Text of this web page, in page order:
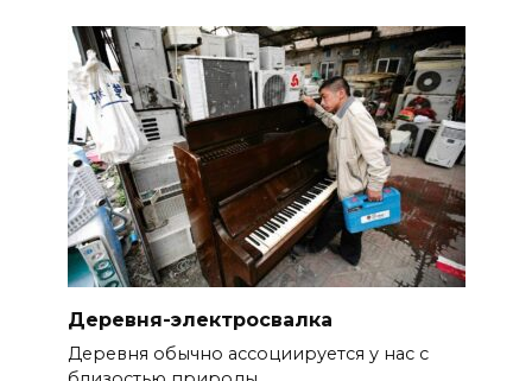
Деревня-электросвалка
Деревня обычно ассоциируется у нас с